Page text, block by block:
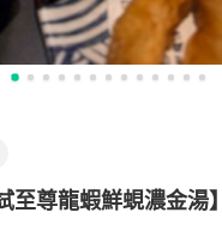
至尊龍蝦鮮蜆濃金湯】